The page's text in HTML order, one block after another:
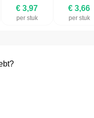
€ 3,97
per stuk
€ 3,66
per stuk